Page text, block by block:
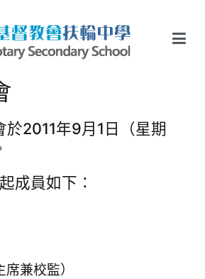
學
於2011年9月1日（星期
成員如下：
兼校監）